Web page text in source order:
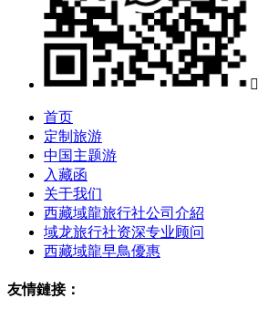

首页
定制旅游
中国主题游
入藏函
关于我们
西藏域龍旅行社公司介紹
域龙旅行社资深专业顾问
西藏域龍早鳥優惠
友情鏈接：